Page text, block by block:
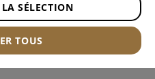
à 12h00 et de 13h00 à
LA SÉLECTION
TOUS